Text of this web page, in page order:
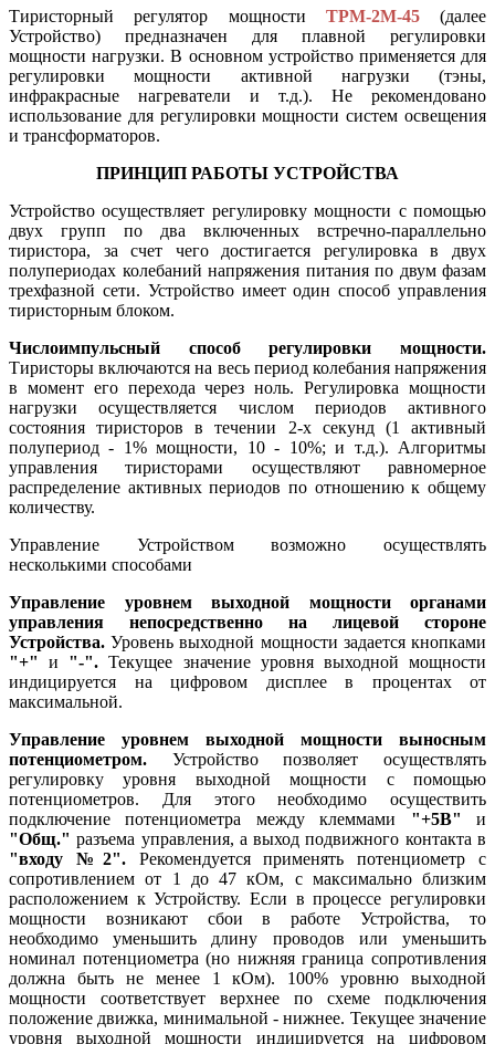
Тиристорный регулятор мощности ТРМ-2М-45(далее
Устройство) предназначен для плавной регулировки
мощности нагрузки. В основном устройство применяется для
регулировки мощности активной нагрузки (тэны,
инфракрасные нагреватели и т.д.). Не рекомендовано
использование для регулировки мощности систем освещения
и трансформаторов.
ПРИНЦИП РАБОТЫ УСТРОЙСТВА
Устройство осуществляет регулировку мощности с помощью
двух групп по два включенных встречно-параллельно
тиристора, за счет чего достигается регулировка в двух
полупериодах колебаний напряжения питания по двум фазам
трехфазной сети. Устройство имеет один способ управления
тиристорным блоком.
Числоимпульсный способ регулировки мощности.
Тиристоры включаются на весь период колебания напряжения
в момент его перехода через ноль. Регулировка мощности
нагрузки осуществляется числом периодов активного
состояния тиристоров в течении 2-х секунд (1 активный
полупериод - 1% мощности, 10 - 10%; и т.д.). Алгоритмы
управления тиристорами осуществляют равномерное
распределение активных периодов по отношению к общему
количеству.
Управление Устройством возможно осуществлять
несколькими способами
Управление уровнем выходной мощности органами
управления непосредственно на лицевой стороне
Устройства. Уровень выходной мощности задается кнопками
"+"
и "-".Текущее значение уровня выходной мощности
индицируется на цифровом дисплее в процентах от
максимальной.
Управление уровнем выходной мощности выносным
потенциометром. Устройство позволяет осуществлять
регулировку уровня выходной мощности с помощью
потенциометров. Для этого необходимо осуществить
подключение потенциометра между клеммами "+5В" и
"Общ." разъема управления, а выход подвижного контакта в
"входу №2". Рекомендуется применять потенциометр с
сопротивлением от 1 до 47 кОм, с максимально близким
расположением к Устройству. Если в процессе регулировки
мощности возникают сбои в работе Устройства, то
необходимо уменьшить длину проводов или уменьшить
номинал потенциометра (но нижняя граница сопротивления
должна быть не менее 1 кОм). 100% уровню выходной
мощности соответствует верхнее по схеме подключения
положение движка, минимальной - нижнее. Текущее значение
уровня выходной мощности индицируется на цифровом